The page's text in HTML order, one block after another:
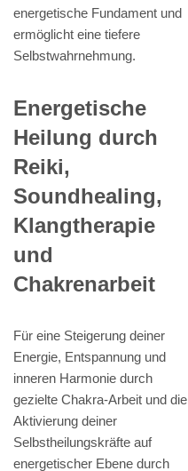
energetische Fundament und
ermöglicht eine tiefere
Selbstwahrnehmung.
Energetische
Heilung durch
Reiki,
Soundhealing,
Klangtherapie
und
Chakrenarbeit
Für eine Steigerung deiner
Energie, Entspannung und
inneren Harmonie durch
gezielte Chakra-Arbeit und die
Aktivierung deiner
Selbstheilungskräfte auf
energetischer Ebene durch